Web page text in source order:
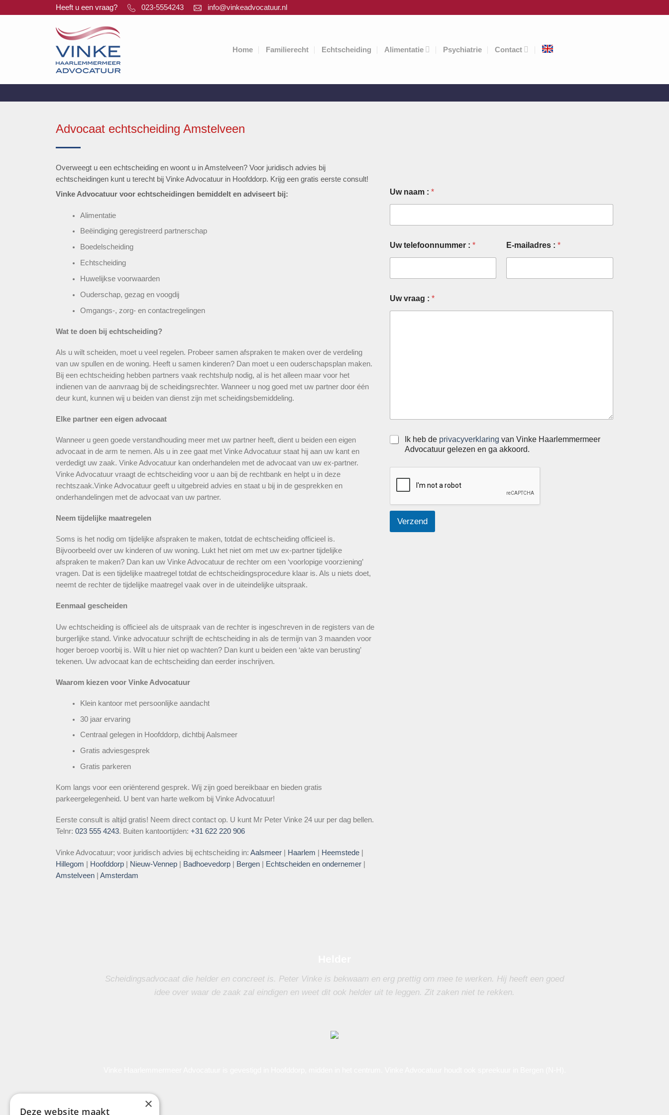
naar
Heeft u een vraag? 023-5554243 info@vinkeadvocatuur.nl
Home Familierecht Echtscheiding Alimentatie Psychiatrie Contact
Advocaat echtscheiding Amstelveen
Overweegt u een echtscheiding en woont u in Amstelveen? Voor juridisch advies bij
echtscheidingen kunt u terecht bij Vinke Advocatuur in Hoofddorp. Krijg een gratis eerste consult!
Vinke Advocatuur voor echtscheidingen bemiddelt en adviseert bij:
Alimentatie
Beëindiging geregistreerd partnerschap
Boedelscheiding
Echtscheiding
Huwelijkse voorwaarden
Ouderschap, gezag en voogdij
Omgangs-, zorg- en contactregelingen
Wat te doen bij echtscheiding?
Als u wilt scheiden, moet u veel regelen. Probeer samen afspraken te maken over de verdeling
van uw spullen en de woning. Heeft u samen kinderen? Dan moet u een ouderschapsplan maken.
Bij een echtscheiding hebben partners vaak rechtshulp nodig, al is het alleen maar voor het
indienen van de aanvraag bij de scheidingsrechter. Wanneer u nog goed met uw partner door één
deur kunt, kunnen wij u beiden van dienst zijn met scheidingsbemiddeling.
Elke partner een eigen advocaat
Wanneer u geen goede verstandhouding meer met uw partner heeft, dient u beiden een eigen
advocaat in de arm te nemen. Als u in zee gaat met Vinke Advocatuur staat hij aan uw kant en
verdedigt uw zaak. Vinke Advocatuur kan onderhandelen met de advocaat van uw ex-partner.
Vinke Advocatuur vraagt de echtscheiding voor u aan bij de rechtbank en helpt u in deze
rechtszaak.Vinke Advocatuur geeft u uitgebreid advies en staat u bij in de gesprekken en
onderhandelingen met de advocaat van uw partner.
Neem tijdelijke maatregelen
Soms is het nodig om tijdelijke afspraken te maken, totdat de echtscheiding officieel is.
Bijvoorbeeld over uw kinderen of uw woning. Lukt het niet om met uw ex-partner tijdelijke
afspraken te maken? Dan kan uw Vinke Advocatuur de rechter om een ‘voorlopige voorziening’
vragen. Dat is een tijdelijke maatregel totdat de echtscheidingsprocedure klaar is. Als u niets doet,
neemt de rechter de tijdelijke maatregel vaak over in de uiteindelijke uitspraak.
Eenmaal gescheiden
Uw echtscheiding is officieel als de uitspraak van de rechter is ingeschreven in de registers van de
burgerlijke stand. Vinke advocatuur schrijft de echtscheiding in als de termijn van 3 maanden voor
hoger beroep voorbij is. Wilt u hier niet op wachten? Dan kunt u beiden een ‘akte van berusting’
tekenen. Uw advocaat kan de echtscheiding dan eerder inschrijven.
Waarom kiezen voor Vinke Advocatuur
Klein kantoor met persoonlijke aandacht
30 jaar ervaring
Centraal gelegen in Hoofddorp, dichtbij Aalsmeer
Gratis adviesgesprek
Gratis parkeren
Kom langs voor een oriënterend gesprek. Wij zijn goed bereikbaar en bieden gratis
parkeergelegenheid. U bent van harte welkom bij Vinke Advocatuur!
Eerste consult is altijd gratis! Neem direct contact op. U kunt Mr Peter Vinke 24 uur per dag bellen.
Telnr: 023 555 4243. Buiten kantoortijden: +31 622 220 906
Vinke Advocatuur; voor juridisch advies bij echtscheiding in: Aalsmeer | Haarlem | Heemstede |
Hillegom | Hoofddorp | Nieuw-Vennep | Badhoevedorp | Bergen | Echtscheiden en ondernemer |
Amstelveen | Amsterdam
Uw naam : *
Uw telefoonnummer : * E-mailadres :*
Uw vraag : *
S
e
e
v
k
Ik heb de privacyverklaring van Vinke Haarlemmermeer
Advocatuur gelezen en ga akkoord.
Verzend
Scheidingsadvocaat die helder en concreet is. Peter Vinke is bekwaam en erg prettig om mee te werken. Hij heeft een goed
idee over waar de zaak zal eindigen en weet dit ook helder uit te leggen. Zit zaken niet te rekken.
×
Deze website maakt